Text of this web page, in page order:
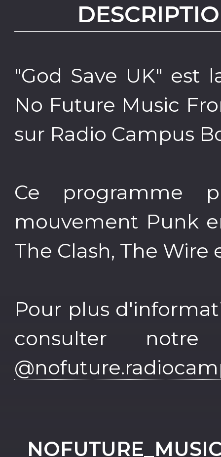
"God Save UK" est
No Future Music
sur Radio Campus
Ce programme
mouvement Punk
The Clash, The Wire
Pour plus
consulter